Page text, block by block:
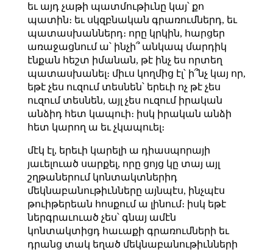
եւ այդ չաթի պատմութիւնը կայ՝ քո
պատին։ եւ սկզբնական գրառումներդ, եւ
պատասխաններդ։ որը կրկին, հարցեր
առաջացնում ա՝ ինչի՞ անկապ մարդիկ
էնքան հեշտ իմանան, թէ ինչ ես որտեղ
պատասխանել։ միւս կողմից էլ՝ ի՞նչ կայ որ,
եթէ չես ուզում տեսնեն՝ երեւի ոչ թէ չես
ուզում տեսնեն, այլ չես ուզում իրական
անձիդ հետ կապուի։ իսկ իրական անձի
հետ կարող ա եւ չկապուել։
մէկ էլ, երեւի կարելի ա դիասպորայի
յաւելուած սարքել, որը ցոյց կը տայ այլ
շղթաներում կոնտակտներիդ
մեկնաբանութիւնները այնպէս, ինչպէս
թուիթերեան հոսքում ա լինում։ իսկ եթէ
ներգրաւուած չես՝ գնայ ամէն
կոնտակտիցդ հաւաքի գրառումների եւ
դրանց տակ եղած մեկնաբանութիւնների